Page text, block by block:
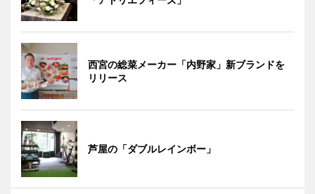
西宮の総菜メーカー「内野家」新ブランドを
リリース
芦屋の「ダブルレインボー」